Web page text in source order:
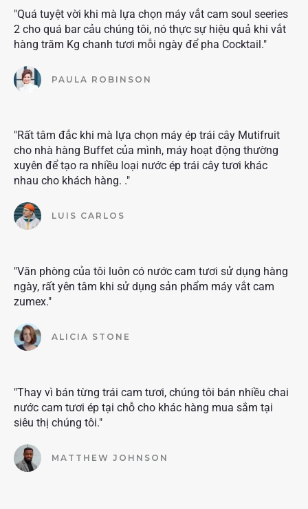
"Quá tuyệt vời khi mà lựa chọn máy vắt cam soul seeries
2 cho quá bar cảu chúng tôi, nó thực sự hiệu quả khi vắt
hàng trăm Kg chanh tươi mỗi ngày để pha Cocktail."
PAULA ROBINSON
"Rất tâm đắc khi mà lựa chọn máy ép trái cây Mutifruit
cho nhà hàng Buffet của mình, máy hoạt động thường
xuyên để tạo ra nhiều loại nước ép trái cây tươi khác
nhau cho khách hàng. ."
LUIS CARLOS
"Văn phòng của tôi luôn có nước cam tươi sử dụng hàng
ngày, rất yên tâm khi sử dụng sản phẩm máy vắt cam
zumex."
ALICIA STONE
"Thay vì bán từng trái cam tươi, chúng tôi bán nhiều chai
nước cam tươi ép tại chỗ cho khác hàng mua sắm tại
siêu thị chúng tôi."
MATTHEW JOHNSON